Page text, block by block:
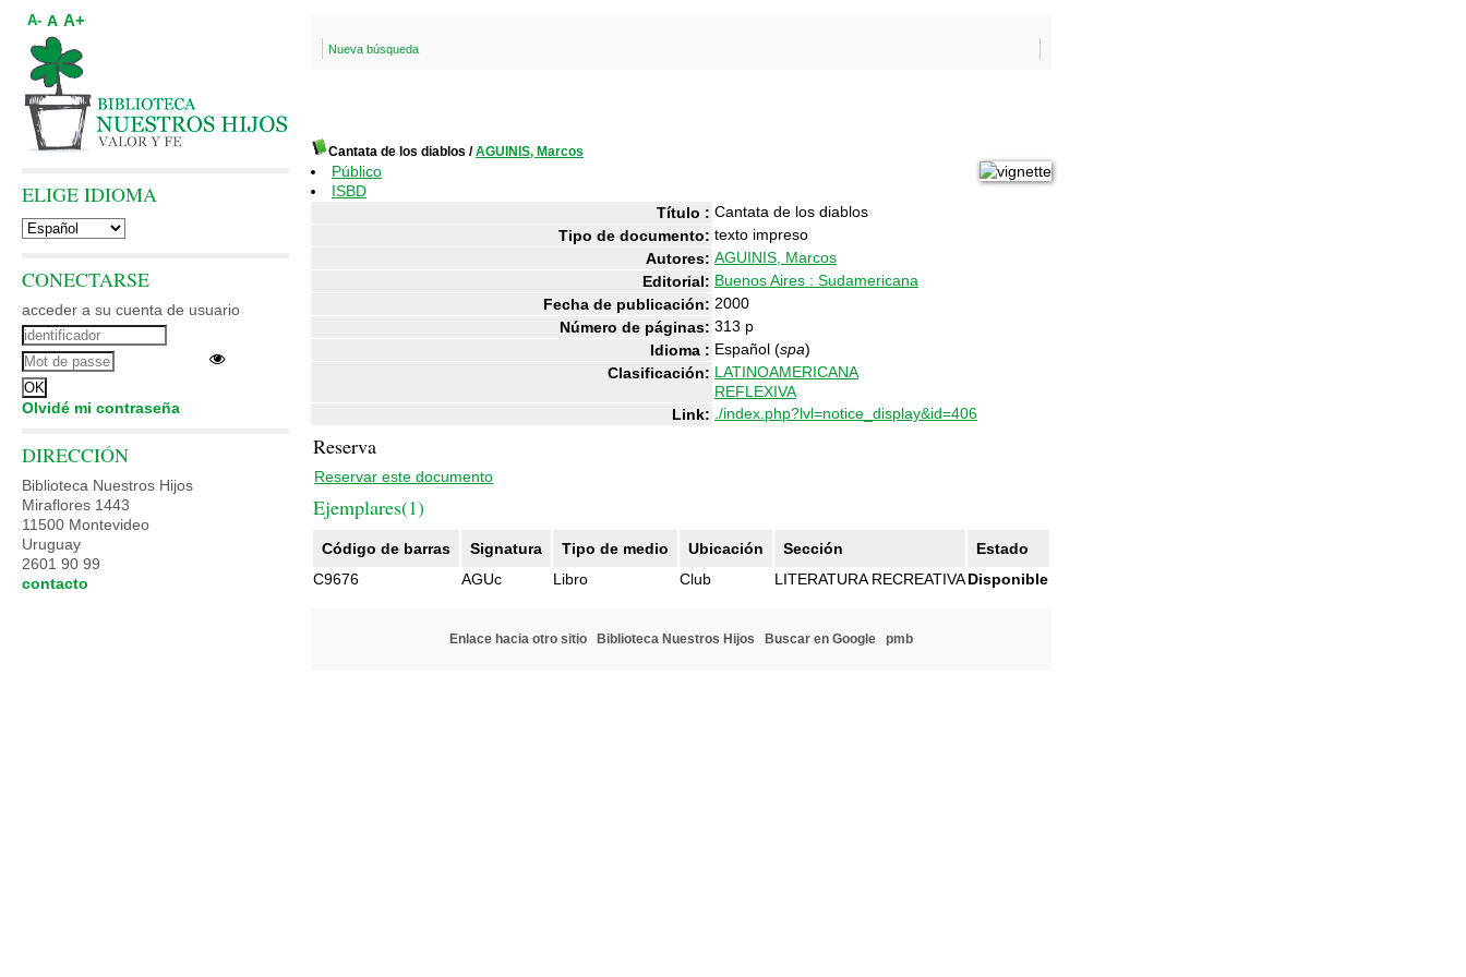
Nueva búsqueda
Cantata de los diablos /AGUINIS, Marcos
Público
ISBD
Título : Cantata de los diablos
Tipo de documento: texto impreso
Autores: AGUINIS, Marcos
Editorial: Buenos Aires : Sudamericana
Fecha de publicación: 2000
Número de páginas: 313 p
Idioma : Español (spa)
Clasificación: LATINOAMERICANA
REFLEXIVA
Link: ./index.php?lvl=notice_display&id=406
Reserva
Reservar este documento
Ejemplares(1)
Código de barras Signatura Tipo de medio Ubicación Sección
Estado
C9676
AGUc Libro Club LITERATURA RECREATIVADisponible
Enlace hacia otro sitio Biblioteca Nuestros Hijos Buscar en Google pmb
A- A A+
ELIGE IDIOMA
CONECTARSE
acceder a su cuenta de usuario
Olvidé mi contraseña
DIRECCIÓN
Biblioteca Nuestros Hijos
Miraflores 1443
11500 Montevideo
Uruguay
2601 90 99
contacto